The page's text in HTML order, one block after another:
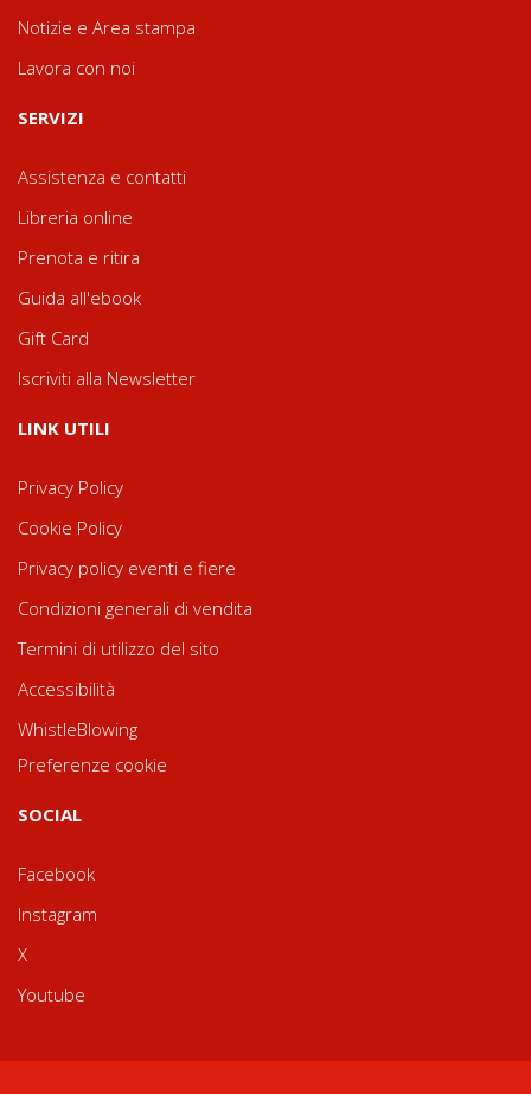
Notizie e Area stampa
Lavora con noi
SERVIZI
Assistenza e contatti
Libreria online
Prenota e ritira
Guida all'ebook
Gift Card
Iscriviti alla Newsletter
LINK UTILI
Privacy Policy
Cookie Policy
Privacy policy eventi e fiere
Condizioni generali di vendita
Termini di utilizzo del sito
Accessibilità
WhistleBlowing
Preferenze cookie
SOCIAL
Facebook
Instagram
X
Youtube